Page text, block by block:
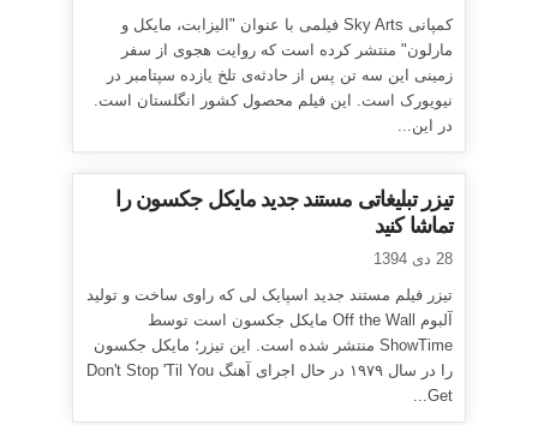
کمپانی Sky Arts فیلمی با عنوان "الیزابت، مایکل و
مارلون" منتشر کرده است که روایت هجوی از سفر
زمینی این سه تن پس از حادثه‌ی تلخ یازده سپتامبر در
نیویورک است. این فیلم محصول کشور انگلستان است.
در این...
تیزر تبلیغاتی مستند جدید مایکل جکسون را
تماشا کنید
28 دی 1394
تیزر فیلم مستند جدید اسپایک لی که راوی ساخت و تولید
آلبوم Off the Wall مایکل جکسون است توسط
ShowTime منتشر شده است. این تیزر؛ مایکل جکسون
را در سال ۱۹۷۹ در حال اجرای آهنگ Don't Stop 'Til You
Get...